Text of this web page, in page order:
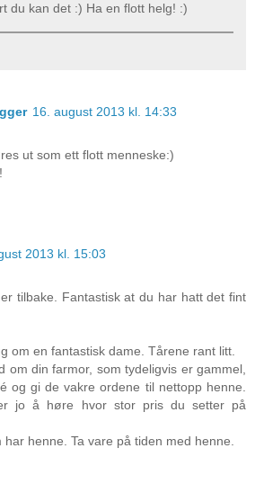
du kan det :) Ha en flott helg! :)
16. august 2013 kl. 14:33
ut som ett flott menneske:)
2013 kl. 15:03
tilbake. Fantastisk at du har hatt det fint
om en fantastisk dame. Tårene rant litt.
om din farmor, som tydeligvis er gammel,
og gi de vakre ordene til nettopp henne.
jo å høre hvor stor pris du setter på
har henne. Ta vare på tiden med henne.